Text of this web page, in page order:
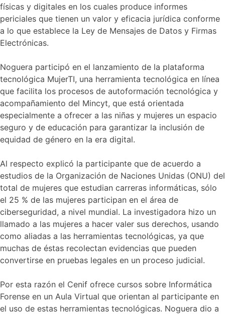
físicas y digitales en los cuales produce informes
periciales que tienen un valor y eficacia jurídica conforme
a lo que establece la Ley de Mensajes de Datos y Firmas
Electrónicas.
Noguera participó en el lanzamiento de la plataforma
tecnológica MujerTI, una herramienta tecnológica en línea
que facilita los procesos de autoformación tecnológica y
acompañamiento del Mincyt, que está orientada
especialmente a ofrecer a las niñas y mujeres un espacio
seguro y de educación para garantizar la inclusión de
equidad de género en la era digital.
Al respecto explicó la participante que de acuerdo a
estudios de la Organización de Naciones Unidas (ONU) del
total de mujeres que estudian carreras informáticas, sólo
el 25 % de las mujeres participan en el área de
ciberseguridad, a nivel mundial. La investigadora hizo un
llamado a las mujeres a hacer valer sus derechos, usando
como aliadas a las herramientas tecnológicas, ya que
muchas de éstas recolectan evidencias que pueden
convertirse en pruebas legales en un proceso judicial.
Por esta razón el Cenif ofrece cursos sobre Informática
Forense en un Aula Virtual que orientan al participante en
el uso de estas herramientas tecnológicas. Noguera dio a